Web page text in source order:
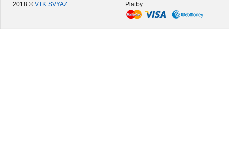
2018 © VTK SVYAZ Platby